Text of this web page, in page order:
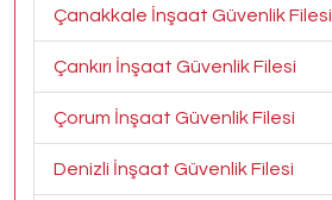
Çanakkale İnşaat Güvenlik Filesi
Çankırı İnşaat Güvenlik Filesi
Çorum İnşaat Güvenlik Filesi
Denizli İnşaat Güvenlik Filesi